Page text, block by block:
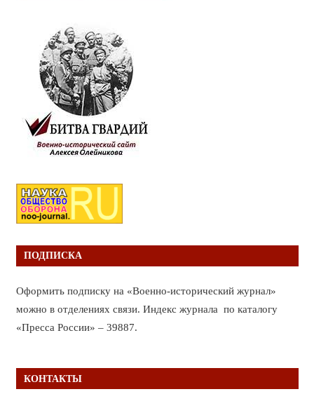
ПОДПИСКА
Оформить подписку на «Военно-исторический журнал»
можно в отделениях связи. Индекс журнала по каталогу
«Пресса России» – 39887.
КОНТАКТЫ